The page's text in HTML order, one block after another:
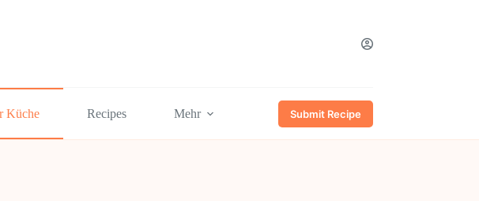
Küche Recipes Mehr Submit Recipe